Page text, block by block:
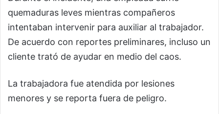
quemaduras leves mientras compañeros
intentaban intervenir para auxiliar al trabajador.
De acuerdo con reportes preliminares, incluso un
cliente trató de ayudar en medio del caos.
La trabajadora fue atendida por lesiones
menores y se reporta fuera de peligro.